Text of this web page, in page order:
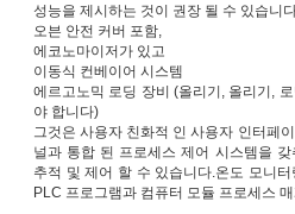
성능을 제시하는 것이 권장 될 수 있습니
오븐 안전 커버 포함,
에코노마이저가 있고
이동식 컨베이어 시스템
에르고노믹 로딩 장비 (올리기, 올리기,
야 합니다)
그것은 사용자 친화적 인 사용자 인터페
널과 통합 된 프로세스 제어 시스템을
추적 및 제어 할 수 있습니다.온도 모니
PLC 프로그램과 컴퓨터 모듈 프로세스